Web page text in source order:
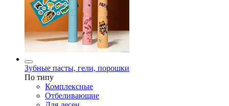
Зубные пасты, гели, порошки
По типу
Комплексные
Отбеливающие